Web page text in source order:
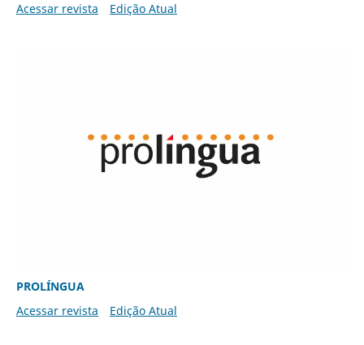
Acessar revista
Edição Atual
PROLÍNGUA
Acessar revista
Edição Atual